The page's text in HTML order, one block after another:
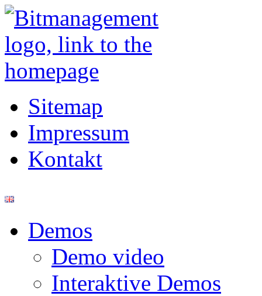
Sitemap
Impressum
Kontakt
Demos
Demo video
Interaktive Demos